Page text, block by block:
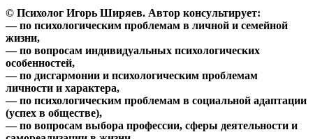
© Психолог Игорь Ширяев. Автор консультирует:
— по психологическим проблемам в личной и семейной
жизни,
— по вопросам индивидуальных психологических
особенностей,
— по дисгармонии и психологическим проблемам
личности и характера,
— по психологическим проблемам в социальной адаптации
(успех в обществе),
— по вопросам выбора профессии, сферы деятельности и